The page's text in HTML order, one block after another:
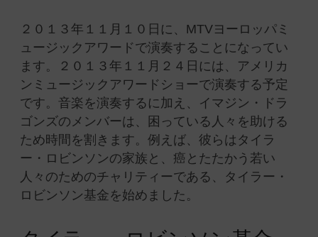
２０１３年１１月１０日に、MTVヨーロッパミ
ュージックアワードで演奏することになってい
ます。２０１３年１１月２４日には、アメリカ
ンミュージックアワードショーで演奏する予定
です。音楽を演奏するに加え、イマジン・ドラ
ゴンズのメンバーは、困っている人々を助ける
ため時間を割きます。例えば、彼らはタイラ
ー・ロビンソンの家族と、癌とたたかう若い
人々のためのチャリティーである、タイラー・
ロビンソン基金を始めました。